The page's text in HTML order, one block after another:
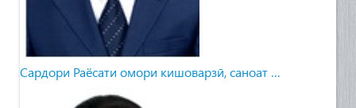
Сардори Раёсати омори кишоварзӣ, саноат …